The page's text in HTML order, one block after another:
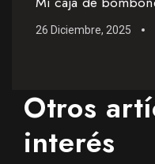
26 Diciembre, 2025
Otros
interés